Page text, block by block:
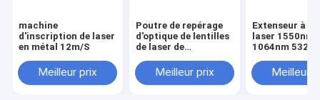
machine
d'inscription de laser
en métal 12m/S
Meilleur prix
Poutre de repérage
d'optique de lentilles
de laser de
rayon laser à
l'extenseur 2X 2.5X
Meilleur prix
Extenseur à
laser 1550nm
1064nm
266nm de fibre
Meilleur